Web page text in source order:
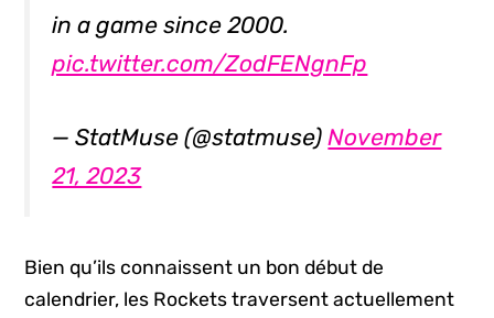
in a game since 2000.
pic.twitter.com/ZodFENgnFp
— StatMuse (@statmuse)November
21, 2023
Bien qu’ils connaissent un bon début de
calendrier, les Rockets traversent actuellement